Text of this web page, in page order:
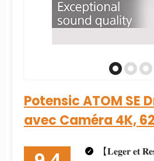
Potensic ATOM SE
avec Caméra 4K,
【𝐋𝐞𝐠𝐞𝐫 𝐞𝐭